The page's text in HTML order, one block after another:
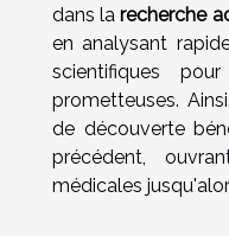
dans larecherche
en analysant
scientifiques
prometteuses.
de découverte
précédent,
médicales